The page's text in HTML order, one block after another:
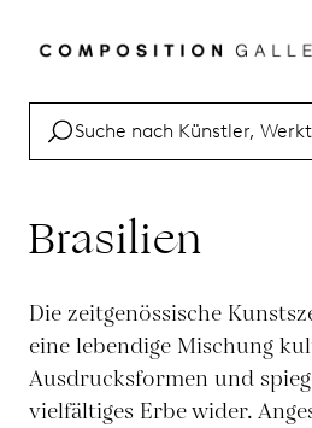
Brasilien
Die zeitgenössische
eine lebendige Mischung
Ausdrucksformen und
vielfältiges Erbe wider.